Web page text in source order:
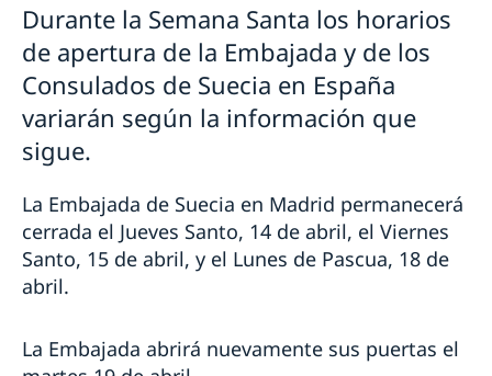
Durante la Semana Santa los horarios
de apertura de la Embajada y de los
Consulados de Suecia en España
variarán según la información que
sigue.
La Embajada de Suecia en Madrid permanecerá
cerrada el Jueves Santo, 14 de abril, el Viernes
Santo, 15 de abril, y el Lunes de Pascua, 18 de
abril.
La Embajada abrirá nuevamente sus puertas el